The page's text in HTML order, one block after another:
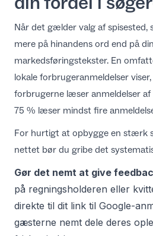
Når det gælder valg af
mere på hinandens ord end på
markedsføringstekster. En
lokale forbrugeranmeldelser
forbrugerne læser anmeldelser af
75 % læser mindst fire
For hurtigt at opbygge en stærk
nettet bør du gribe det
Gør det nemt at give
på regningsholderen eller
direkte til dit link til Google-
gæsterne nemt dele deres